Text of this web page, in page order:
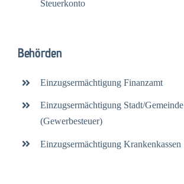
Steuerkonto
Behörden
Einzugsermächtigung Finanzamt
Einzugsermächtigung Stadt/Gemeinde
(Gewerbesteuer)
Einzugsermächtigung Krankenkassen